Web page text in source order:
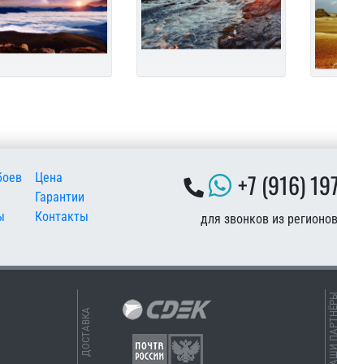
Цена
Гарантии
Контакты
+7 (916)
для звонков из
ДОСТАВКА НАШИ ПАРТНЁРЫ